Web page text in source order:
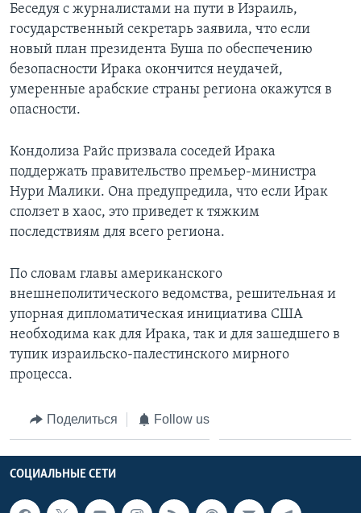
Беседуя с журналистами на пути в Израиль,
государственный секретарь заявила, что если
новый план президента Буша по обеспечению
безопасности Ирака окончится неудачей,
умеренные арабские страны региона окажутся в
опасности.
Кондолиза Райс призвала соседей Ирака
поддержать правительство премьер-министра
Нури Малики. Она предупредила, что если Ирак
сползет в хаос, это приведет к тяжким
последствиям для всего региона.
По словам главы американского
внешнеполитического ведомства, решительная и
упорная дипломатическая инициатива США
необходима как для Ирака, так и для зашедшего в
тупик израильско-палестинского мирного
процесса.
Поделиться Follow us
СОЦИАЛЬНЫЕ СЕТИ